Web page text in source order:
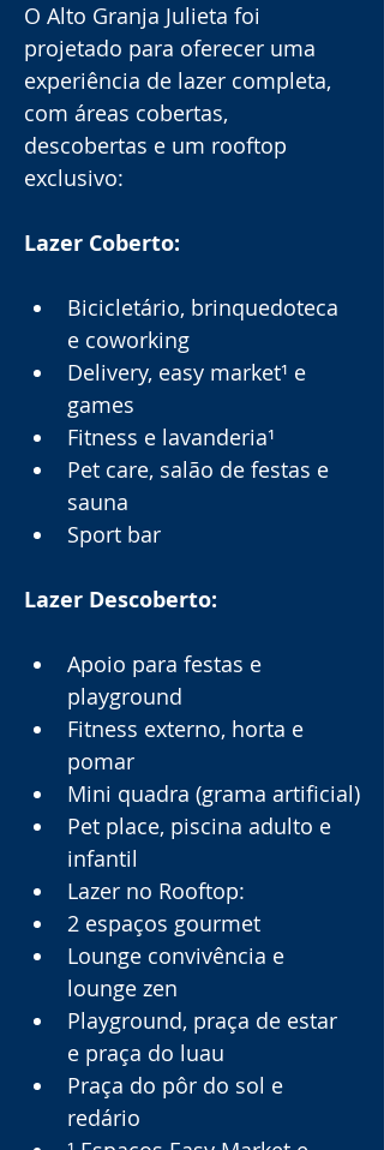
O Alto Granja Julieta foi
projetado para oferecer uma
experiência de lazer completa,
com áreas cobertas,
descobertas e um rooftop
exclusivo:
Lazer Coberto:
Bicicletário, brinquedoteca
e coworking
Delivery, easy market¹ e
games
Fitness e lavanderia¹
Pet care, salão de festas e
sauna
Sport bar
Lazer Descoberto:
Apoio para festas e
playground
Fitness externo, horta e
pomar
Mini quadra (grama artificial)
Pet place, piscina adulto e
infantil
Lazer no Rooftop:
2 espaços gourmet
Lounge convivência e
lounge zen
Playground, praça de estar
e praça do luau
Praça do pôr do sol e
redário